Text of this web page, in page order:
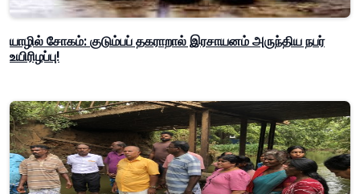
யாழில் சோகம்: குடும்பப் தகராறால் இரசாயனம் அருந்திய நபர்
உயிரிழப்பு!